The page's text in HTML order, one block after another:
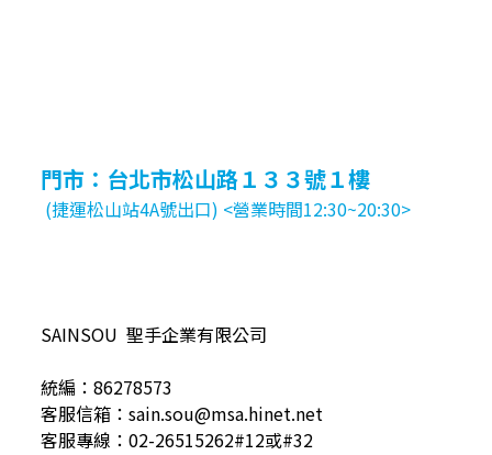
門市：台北市松山路１３３號１樓
(捷運松山站4A號出口) <營業時間12:30~20:30>
SAINSOU 聖手企業有限公司
統編：86278573
客服信箱：sain.sou@msa.hinet.net
客服專線：02-26515262#12或#32